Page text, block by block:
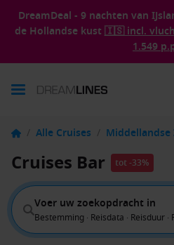
DreamDeal - 9 nachten van
de Hollandse kust 🇮🇸 incl.
1.549
/ Alle Cruises / Middellandse
Cruises Bar tot -33%
Voer uw zoekopdracht in
Bestemming · Reisdata · Reisduur ·